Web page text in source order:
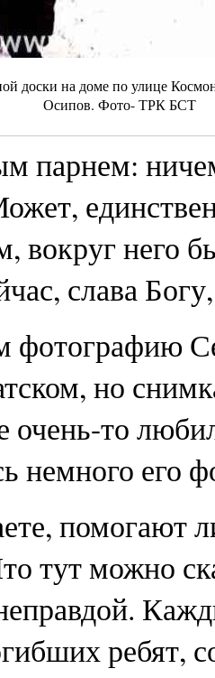
доски на доме по улице
Осипов. Фото- ТРК БСТ
парнем:
вокруг него
слава
но
то
немного его
помогают
тут можно
ребят,